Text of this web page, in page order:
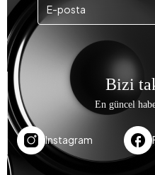
Bizi
En güncel
Instagram